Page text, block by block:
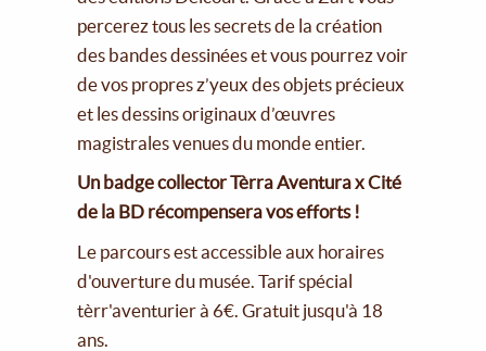
percerez tous les secrets de la création
des bandes dessinées et vous pourrez voir
de vos propres z’yeux des objets précieux
et les dessins originaux d’œuvres
magistrales venues du monde entier.
Un badge collector Tèrra Aventura x Cité
de la BD récompensera vos efforts !
Le parcours est accessible aux horaires
d'ouverture du musée. Tarif spécial
tèrr'aventurier à 6€. Gratuit jusqu'à 18
ans.